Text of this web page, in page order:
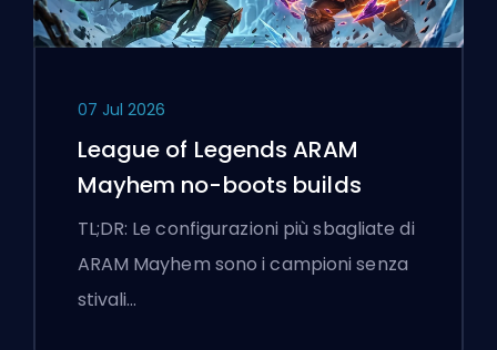
07 Jul 2026
League of Legends ARAM
Mayhem no-boots builds
TL;DR: Le configurazioni più sbagliate di
ARAM Mayhem sono i campioni senza
stivali…